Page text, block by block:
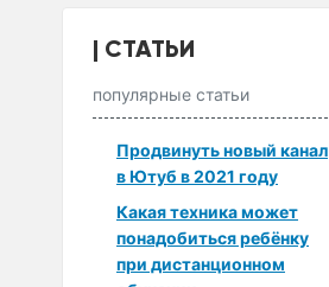
СТАТЬИ
популярные статьи
Продвинуть новый канал
в Ютуб в 2021 году
Какая техника может
понадобиться ребёнку
при дистанционном